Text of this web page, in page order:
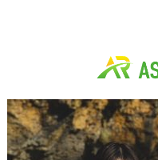
株式会社ASIANRISING HOME